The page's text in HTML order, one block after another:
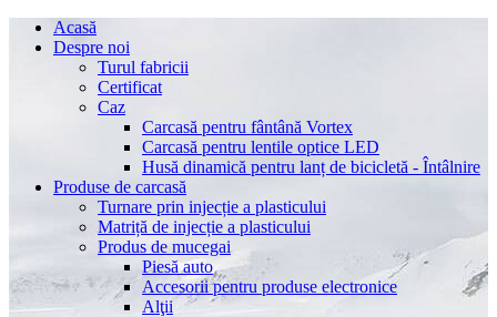
Acasă
Despre noi
Turul fabricii
Certificat
Caz
Carcasă pentru fântână Vortex
Carcasă pentru lentile optice LED
Husă dinamică pentru lanț de bicicletă - Întâlnire
Produse de carcasă
Turnare prin injecție a plasticului
Matriță de injecție a plasticului
Produs de mucegai
Piesă auto
Accesorii pentru produse electronice
Alţii